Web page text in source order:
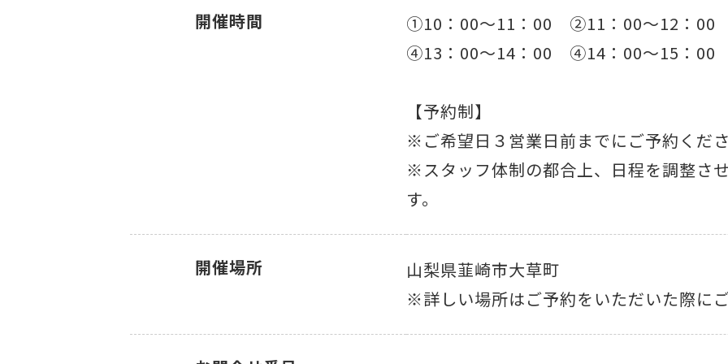
開催時間
①10：00～11：00 ②11：00～12：00
④13：00～14：00 ④14：00～15：
【予約制】
※ご希望日３営業日前までにご予約くだ
※スタッフ体制の都合上、日程を調整さ
す。
開催場所
山梨県韮崎市大草町
※詳しい場所はご予約をいただいた際に